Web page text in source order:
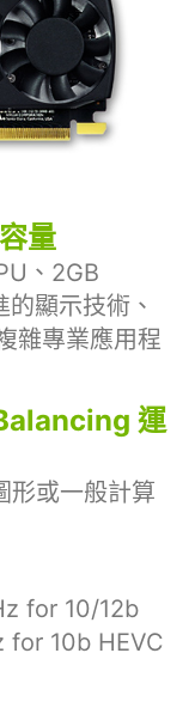
量
、2GB
顯示技術、
雜專業應用程
運
形或一般計算
for 10/12b
for 10b HEVC